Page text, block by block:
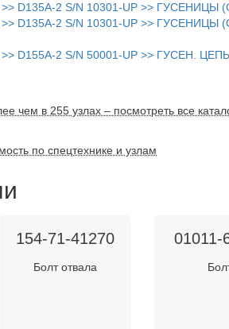
D135A-2 S/N 10301-UP >>
D135A-2 S/N 10301-UP >>
D155A-2 S/N 50001-UP >>
чем в 255 узлах – посмотреть все
по спецтехнике и узлам
154-71-41270
Болт отвала
01011-